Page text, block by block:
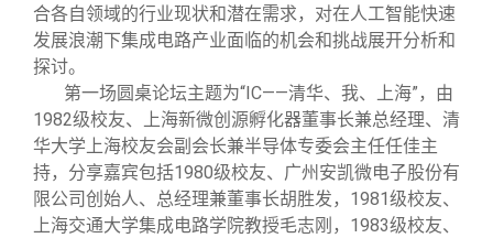
合各自领域的行业现状和潜在需求，对在人工智能快速
发展浪潮下集成电路产业面临的机会和挑战展开分析和
探讨。
第一场圆桌论坛主题为“IC——清华、我、上海”，由
1982级校友、上海新微创源孵化器董事长兼总经理、清
华大学上海校友会副会长兼半导体专委会主任任佳主
持，分享嘉宾包括1980级校友、广州安凯微电子股份有
限公司创始人、总经理兼董事长胡胜发，1981级校友、
上海交通大学集成电路学院教授毛志刚，1983级校友、